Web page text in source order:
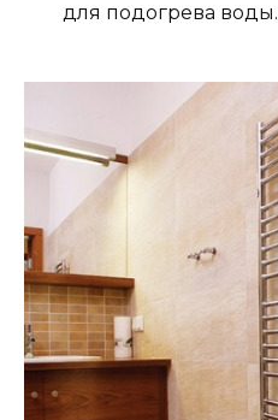
для подогрева воды.